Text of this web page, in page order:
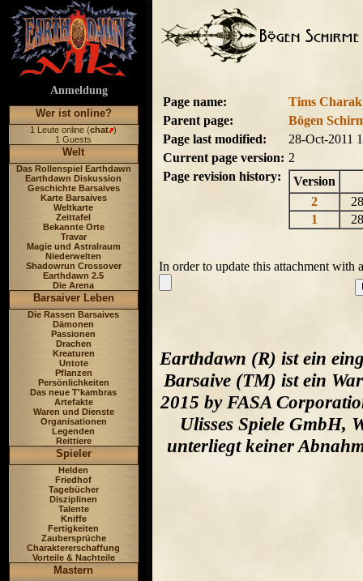
Anmeldung
Wer ist online?
1 Leute online (chat )
1 Guests
Welt
Das Rollenspiel Earthdawn
Earthdawn Diskussion
Geschichte Barsaives
Karte Barsaives
Weltkarte
Zeittafel
Bekannte Orte
Travar
Magie und Astralraum
Niederwelten
Shadowrun Crossover
Earthdawn 2.5
Die Arena
Barsaiver Leben
Die Rassen Barsaives
Dämonen
Passionen
Drachen
Kreaturen
Untote
Pflanzen
Persönlichkeiten
Das neue T'kambras
Artefakte
Waren und Dienste
Organisationen
Legenden
Reittiere
Spieler
Helden
Friedhof
Tagebücher
Disziplinen
Talente
Kniffe
Fertigkeiten
Zaubersprüche
Charaktererschaffung
Vorteile & Nachteile
Mastern
Page name:
Tims
Parent page:
Bögen
Page last modified:
28-Oct-2011
Current page version: 2
Page revision history:
Version
2
1
In order to update this attachment
Earthdawn (R) ist ein
Barsaive (TM) ist ein
2015 by FASA
Ulisses Spiele GmbH,
unterliegt keiner